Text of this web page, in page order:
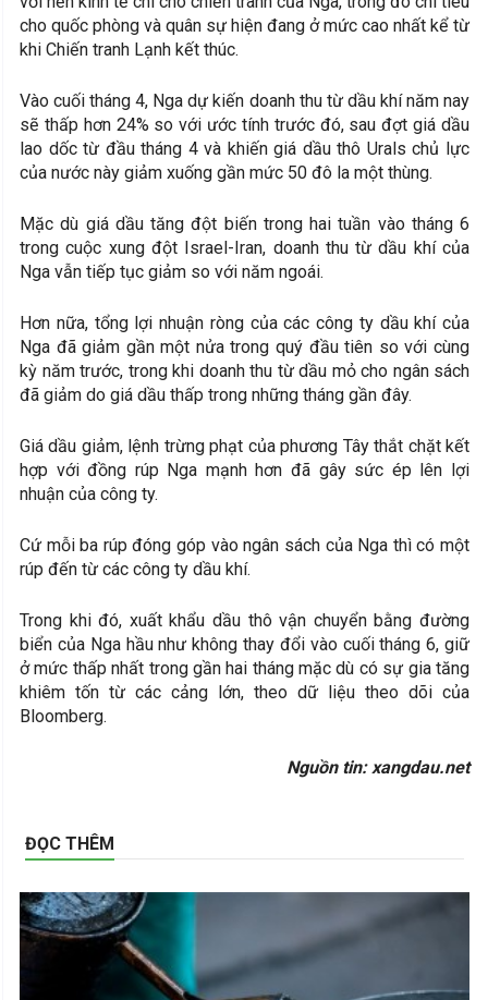
cho quốc phòng và quân sự hiện đang ở mức cao nhất kể từ
khi Chiến tranh Lạnh kết thúc.
Vào cuối tháng 4, Nga dự kiến ​​doanh thu từ dầu khí năm nay
sẽ thấp hơn 24% so với ước tính trước đó, sau đợt giá dầu
lao dốc từ đầu tháng 4 và khiến giá dầu thô Urals chủ lực
của nước này giảm xuống gần mức 50 đô la một thùng.
Mặc dù giá dầu tăng đột biến trong hai tuần vào tháng 6
trong cuộc xung đột Israel-Iran, doanh thu từ dầu khí của
Nga vẫn tiếp tục giảm so với năm ngoái.
Hơn nữa, tổng lợi nhuận ròng của các công ty dầu khí của
Nga đã giảm gần một nửa trong quý đầu tiên so với cùng
kỳ năm trước, trong khi doanh thu từ dầu mỏ cho ngân sách
đã giảm do giá dầu thấp trong những tháng gần đây.
Giá dầu giảm, lệnh trừng phạt của phương Tây thắt chặt kết
hợp với đồng rúp Nga mạnh hơn đã gây sức ép lên lợi
nhuận của công ty.
Cứ mỗi ba rúp đóng góp vào ngân sách của Nga thì có một
rúp đến từ các công ty dầu khí.
Trong khi đó, xuất khẩu dầu thô vận chuyển bằng đường
biển của Nga hầu như không thay đổi vào cuối tháng 6, giữ
ở mức thấp nhất trong gần hai tháng mặc dù có sự gia tăng
khiêm tốn từ các cảng lớn, theo dữ liệu theo dõi của
Bloomberg.
Nguồn tin: xangdau.net
ĐỌC THÊM